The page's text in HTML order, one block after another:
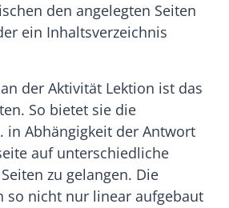
den angelegten Seiten
ein Inhaltsverzeichnis
der Aktivität Lektion ist das
So bietet sie die
in Abhängigkeit der Antwort
auf unterschiedliche
zu gelangen. Die
so nicht nur linear aufgebaut